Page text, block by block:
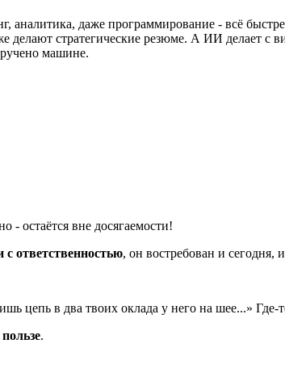
аналитика, даже программирование - всё
стратегические резюме. А ИИ делает с
машине.
- остаётся вне досягаемости!
с ответственностью, он востребован и сегодня, и
цепь в два твоих оклада у него на шее...» Где-
.